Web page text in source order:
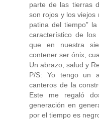
parte de las tierras
son rojos y los viejos
patina del tiempo”
característico de los
que en nuestra
contener ser ónix,
Un abrazo, salud y
P/S: Yo tengo un
canteros de la
Este me regaló
generación en
por el tiempo es